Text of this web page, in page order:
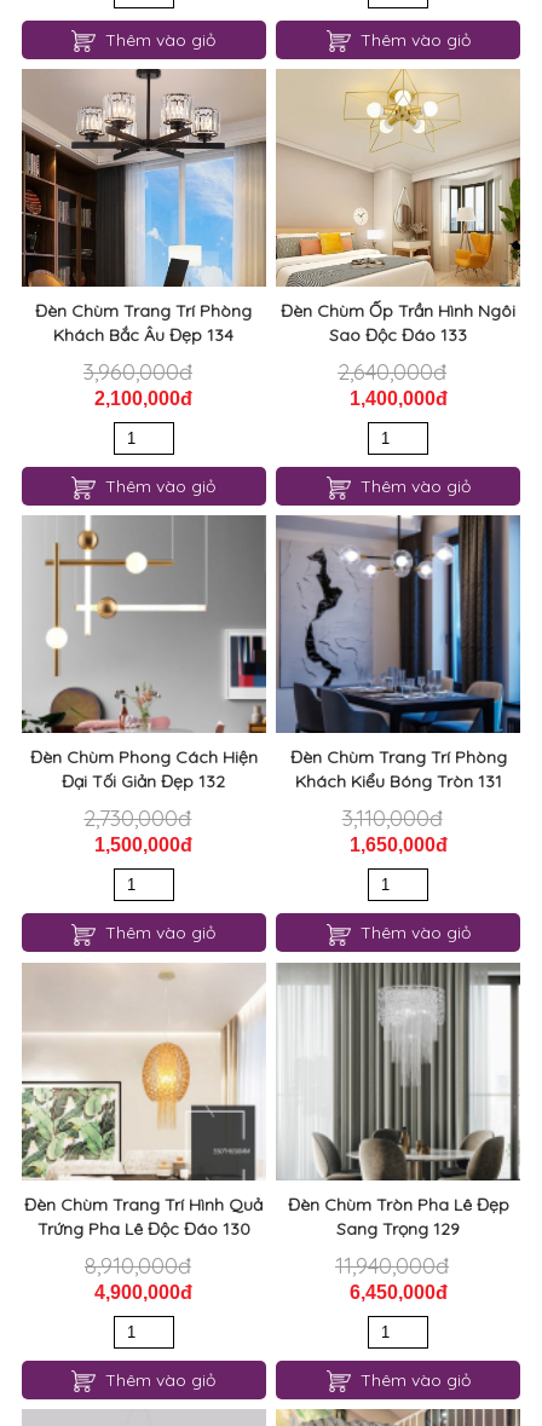
Thêm vào giỏ Thêm vào giỏ
Đèn Chùm Trang Trí Phòng
Khách Bắc Âu Đẹp 134
3,960,000đ
2,100,000đ
Thêm vào giỏ
Đèn Chùm Ốp Trần Hình Ngôi
Sao Độc Đáo 133
2,640,000đ
1,400,000đ
Thêm vào giỏ
Đèn Chùm Phong Cách Hiện
Đại Tối Giản Đẹp 132
2,730,000đ
1,500,000đ
Thêm vào giỏ
Đèn Chùm Trang Trí Phòng
Khách Kiểu Bóng Tròn 131
3,110,000đ
1,650,000đ
Thêm vào giỏ
Đèn Chùm Trang Trí Hình Quả
Trứng Pha Lê Độc Đáo 130
8,910,000đ
4,900,000đ
Thêm vào giỏ
Đèn Chùm Tròn Pha Lê Đẹp
Sang Trọng 129
11,940,000đ
6,450,000đ
Thêm vào giỏ